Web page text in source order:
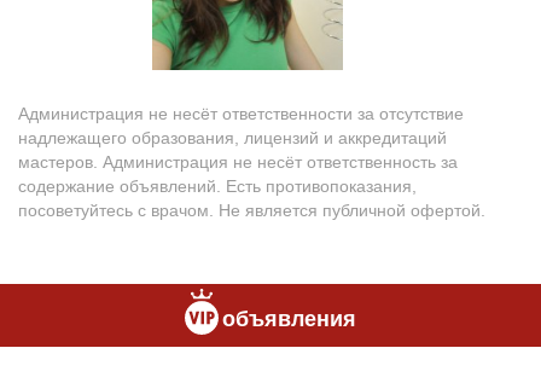
Администрация не несёт ответственности за отсутствие
надлежащего образования, лицензий и аккредитаций
мастеров. Администрация не несёт ответственность за
содержание объявлений. Есть противопоказания,
посоветуйтесь с врачом. Не является публичной офертой.
объявления